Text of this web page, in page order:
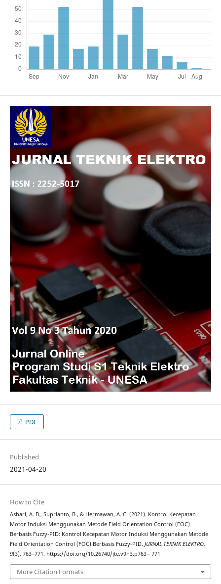
PDF
Published
2021-04-20
How to Cite
Ashari, A. B., Suprianto, B., & Hermawan, A. C. (2021). Kontrol Kecepatan
Motor Induksi Menggunakan Metode Field Orientation Control (FOC)
Berbasis Fuzzy-PID: Kontrol Kecepatan Motor Induksi Menggunakan Metode
Field Orientation Control (FOC) Berbasis Fuzzy-PID. JURNAL TEKNIK ELEKTRO,
9(3), 763–771. https://doi.org/10.26740/jte.v9n3.p763 - 771
More Citation Formats